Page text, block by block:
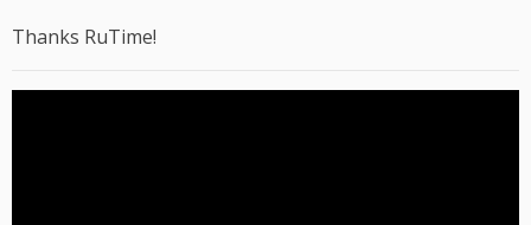
Thanks RuTime!